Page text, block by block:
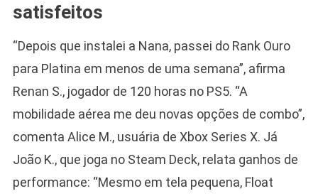
satisfeitos
“Depois que instalei a Nana, passei do Rank Ouro
para Platina em menos de uma semana”, afirma
Renan S., jogador de 120 horas no PS5. “A
mobilidade aérea me deu novas opções de combo”,
comenta Alice M., usuária de Xbox Series X. Já
João K., que joga no Steam Deck, relata ganhos de
performance: “Mesmo em tela pequena, Float